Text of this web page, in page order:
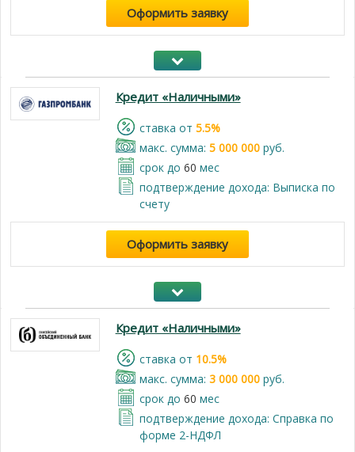
Оформить заявку
Кредит «Наличными»
cтавка от 5.5%
макс. сумма: 5 000 000руб.
срок до 60 мес
подтверждение дохода: Выписка по
счету
Оформить заявку
Кредит «Наличными»
cтавка от 10.5%
макс. сумма: 3 000 000руб.
срок до 60 мес
подтверждение дохода: Справка по
форме 2-НДФЛ